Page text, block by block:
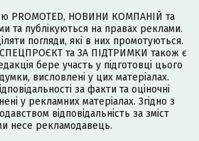
PROMOTED, НОВИНИ КОМПАНІЙ та
та публікуються на правах реклами.
погляди, які в них промотуються.
та ЗА ПІДТРИМКИ також є
бере участь у підготовці цього
висловлені у цих матеріалах.
за факти та оціночні
у рекламних матеріалах. Згідно з
відповідальність за зміст
несе рекламодавець.